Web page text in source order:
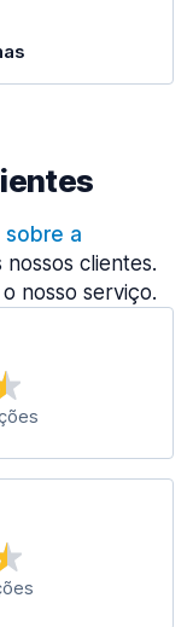
sobre a
clientes.
nosso serviço.